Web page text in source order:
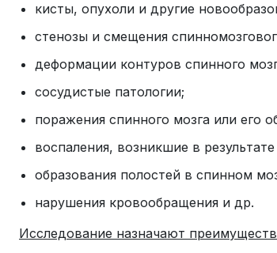
кисты, опухоли и другие
стенозы и смещения
деформации контуров спинного
сосудистые патологии;
поражения спинного мозга или его
воспаления, возникшие в
образования полостей в спинном
нарушения кровообращения и др.
Исследование назначают